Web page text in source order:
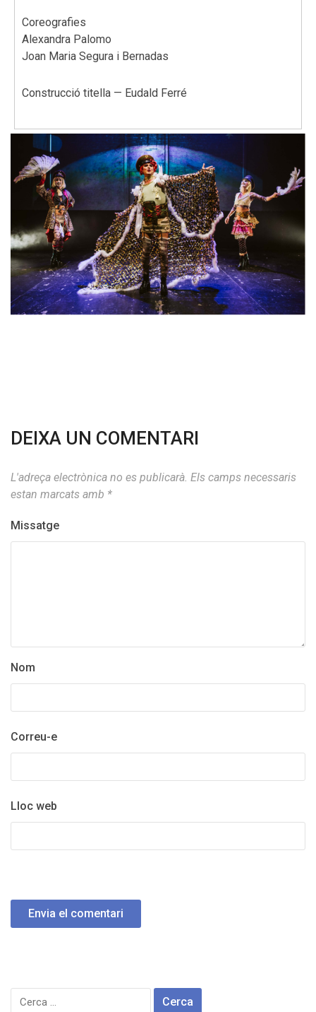
Coreografies
Alexandra Palomo
Joan Maria Segura i Bernadas
Construcció titella — Eudald Ferré
DEIXA UN COMENTARI
L'adreça electrònica no es publicarà. Els camps necessaris
estan marcats amb *
Missatge
Nom
Correu-e
Lloc web
Cerca: